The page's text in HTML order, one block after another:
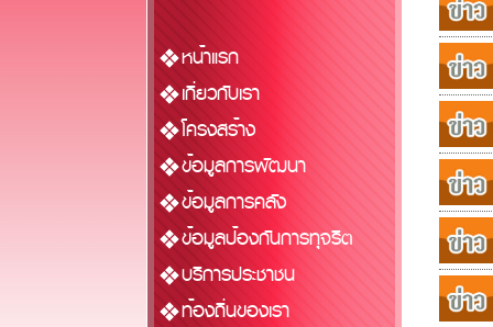
หน้าแรก
เกี่ยวกับเรา
โครงสร้าง
ข้อมูลการพัฒนา
ข้อมูลการคลัง
ข้อมูลป้องกันการทุจริต
บริการประชาชน
ท้องถิ่นของเรา